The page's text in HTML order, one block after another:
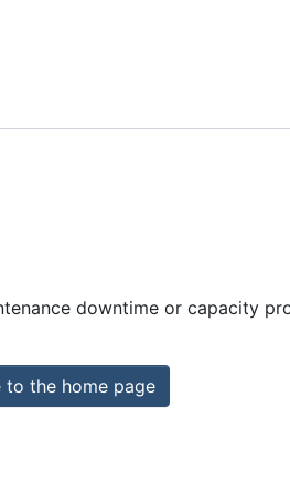
downtime or capacity
to the home page